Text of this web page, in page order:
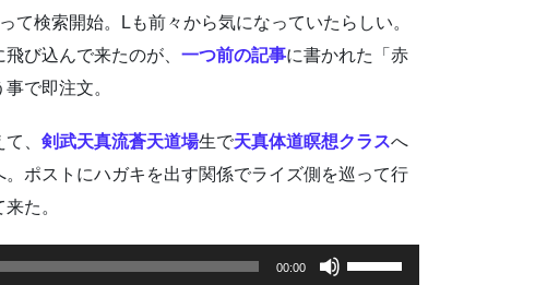
て検索開始。Lも前々から気になっていたらしい。
び込んで来たのが、 一つ前の記事に書かれた「赤
で即注文。
、 剣武天真流蒼天道場生で天真体道瞑想クラスへ
ポストにハガキを出す関係でライズ側を巡って行
た。
00:00